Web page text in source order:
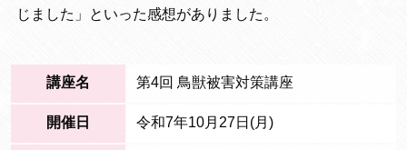
じました」といった感想がありました。
講座名 第4回 鳥獣被害対策講座
開催日 令和7年10月27日(月)